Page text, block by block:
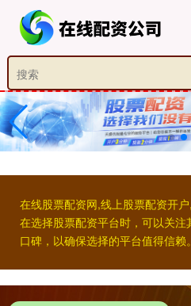
在线股票配资网,线上股票配资开
在选择股票配资平台时，可以关
口碑，以确保选择的平台值得信赖。